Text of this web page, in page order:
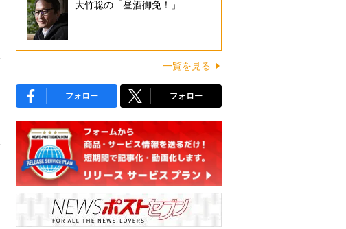
大竹聡の「昼酒御免！」
一覧を見る
フォロー フォロー